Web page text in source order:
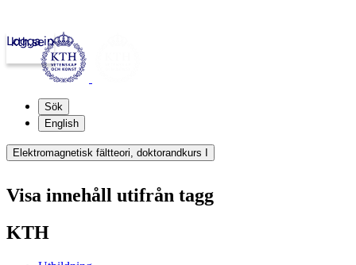
kth.se
Logga in
Sök
English
Elektromagnetisk fältteori, doktorandkurs I
Visa innehåll utifrån tagg
KTH